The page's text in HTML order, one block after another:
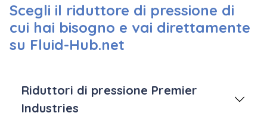
Scegli il riduttore di pressione di
cui hai bisogno e vai direttamente
su Fluid-Hub.net
Riduttori di pressione Premier
Industries